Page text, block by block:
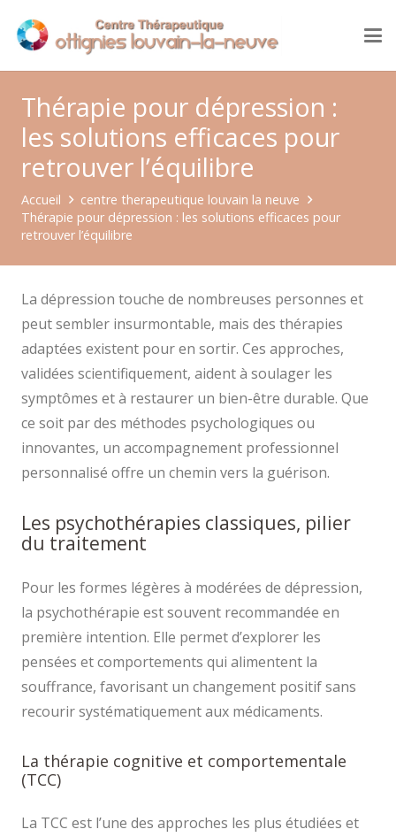
Thérapie pour dépression :
les solutions efficaces pour
retrouver l’équilibre
Accueil
centre therapeutique louvain la neuve
Thérapie pour dépression : les solutions efficaces pour
retrouver l’équilibre
La dépression touche de nombreuses personnes et
peut sembler insurmontable, mais des thérapies
adaptées existent pour en sortir. Ces approches,
validées scientifiquement, aident à soulager les
symptômes et à restaurer un bien-être durable. Que
ce soit par des méthodes psychologiques ou
innovantes, un accompagnement professionnel
personnalisé offre un chemin vers la guérison.
Les psychothérapies classiques, pilier
du traitement
Pour les formes légères à modérées de dépression,
la psychothérapie est souvent recommandée en
première intention. Elle permet d’explorer les
pensées et comportements qui alimentent la
souffrance, favorisant un changement positif sans
recourir systématiquement aux médicaments.
La thérapie cognitive et comportementale
(TCC)
La TCC est l’une des approches les plus étudiées et